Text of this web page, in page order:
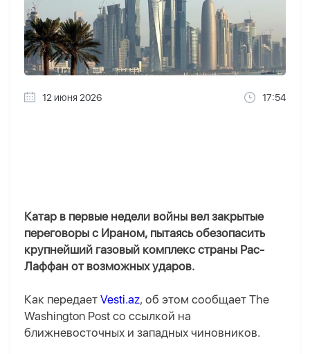
12 июня 2026 17:54
Катар в первые недели войны вел закрытые
переговоры с Ираном, пытаясь обезопасить
крупнейший газовый комплекс страны Рас-
Лаффан от возможных ударов.
Как передает Vesti.az, об этом сообщает The
Washington Post со ссылкой на
ближневосточных и западных чиновников.